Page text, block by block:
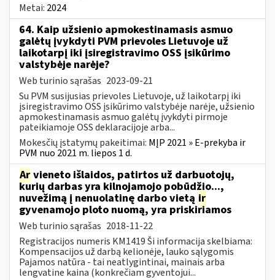
Metai: 2024
64. Kaip užsienio apmokestinamasis asmuo
galėtų įvykdyti PVM prievoles Lietuvoje už
laikotarpį iki įsiregistravimo OSS įsikūrimo
valstybėje narėje?
Web turinio sąrašas 2023-09-21
Su PVM susijusias prievoles Lietuvoje, už laikotarpį iki
įsiregistravimo OSS įsikūrimo valstybėje narėje, užsienio
apmokestinamasis asmuo galėtų įvykdyti pirmoje
pateikiamoje OSS deklaracijoje arba...
Mokesčių įstatymų pakeitimai: MĮP 2021 » E-prekyba ir
PVM nuo 2021 m. liepos 1 d.
Ar vieneto išlaidos, patirtos už darbuotojų,
kurių darbas yra kilnojamojo pobūdžio...,
nuvežimą į nenuolatinę darbo vietą ir
gyvenamojo ploto nuomą, yra priskiriamos
Web turinio sąrašas 2018-11-22
Registracijos numeris KM1419 Ši informacija skelbiama:
Kompensacijos už darbą kelionėje, lauko sąlygomis
Pajamos natūra - tai neatlygintinai, mainais arba
lengvatine kaina (konkrečiam gyventojui...